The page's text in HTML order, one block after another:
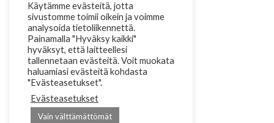
Käytämme evästeitä, jotta
sivustomme toimii oikein ja voimme
analysoida tietoliikennettä.
Painamalla "Hyväksy kaikki"
hyväksyt, että laitteellesi
tallennetaan evästeitä. Voit muokata
haluamiasi evästeitä kohdasta
"Evästeasetukset".
Evästeasetukset
Vain välttämättömät